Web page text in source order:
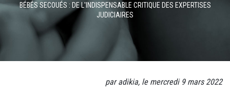
BÉBÉS SECOUÉS : DE L'INDISPENSABLE CRITIQUE DES EXPERTISES
JUDICIAIRES
par adikia, le mercredi 9 mars 2022